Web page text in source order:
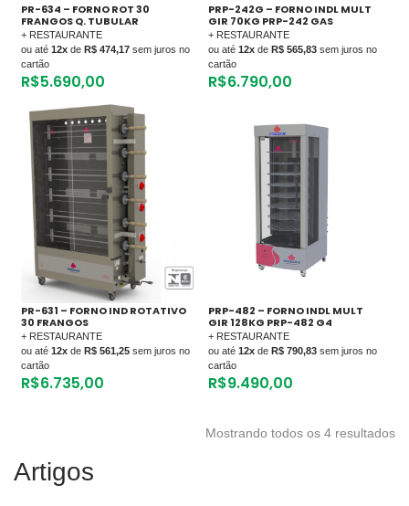
PR-634 – FORNO ROT 30
FRANGOS Q. TUBULAR
+ RESTAURANTE
ou até 12x de R$ 474,17 sem juros no
cartão
R$5.690,00
PRP-242G – FORNO INDL MULT
GIR 70KG PRP-242 GAS
+ RESTAURANTE
ou até 12xde R$ 565,83sem juros no
cartão
R$6.790,00
PR-631 – FORNO IND ROTATIVO
30 FRANGOS
+ RESTAURANTE
ou até 12x de R$ 561,25 sem juros no
cartão
R$6.735,00
PRP-482 – FORNO INDL MULT
GIR 128KG PRP-482 G4
+ RESTAURANTE
ou até 12xde R$ 790,83sem juros no
cartão
R$9.490,00
Mostrando todos os 4 resultados
Artigos